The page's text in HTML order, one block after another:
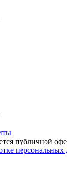
публичной